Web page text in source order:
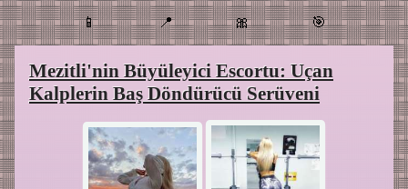
📱 📍 🎀 🎯
Mezitli'nin Büyüleyici Escortu: Uçan
Kalplerin Baş Döndürücü Serüveni